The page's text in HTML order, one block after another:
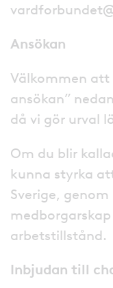
Ansökan
Välkommen att
ansökan”
då vi gör urval
Om du blir
kunna styrka
Sverige,
arbetstillstånd.
Inbjudan till